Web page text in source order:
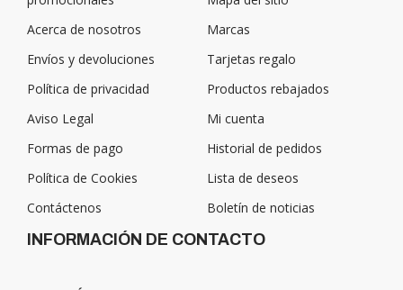
Acerca de nosotros
Envíos y devoluciones
Política de privacidad
Aviso Legal
Formas de pago
Política de Cookies
Contáctenos
Marcas
Tarjetas regalo
Productos rebajados
Mi cuenta
Historial de pedidos
Lista de deseos
Boletín de noticias
INFORMACIÓN DE CONTACTO